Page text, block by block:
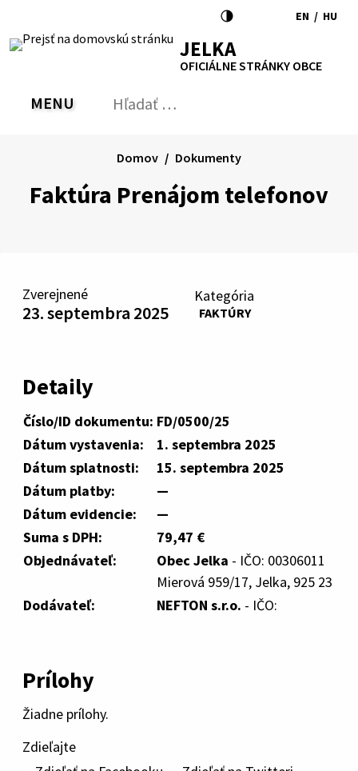
obsah
RSS MapaTlačiť
Zvýšiť
kontrast
písmapísma
EN
to
/ HU
JELKA
OFICIÁLNE STRÁNKY OBCE
PREPNÚŤ
MENU Hľadať:
Faktúra Prenájom telefonov
Domov Dokumenty
Zverejnené
23. septembra 2025
Kategória
FAKTÚRY
Detaily
Číslo/ID dokumentu: FD/0500/25
Dátum vystavenia:
1. septembra 2025
Dátum splatnosti:
15. septembra 2025
Dátum platby:
—
Dátum evidencie:
—
Suma s DPH:
79,47 €
Objednávateľ:
Obec Jelka - IČO: 00306011
Mierová 959/17, Jelka, 925 23
Dodávateľ:
NEFTON s.r.o. - IČO:
Prílohy
Žiadne prílohy.
Zdieľajte